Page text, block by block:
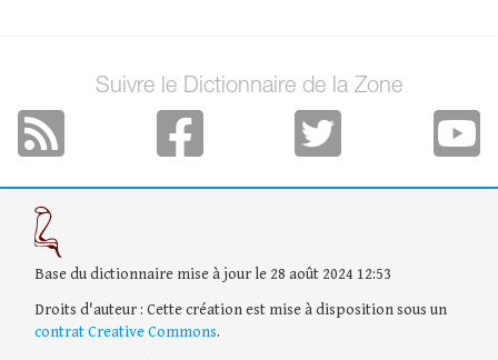
Suivre le Dictionnaire de la Zone
Base du dictionnaire mise à jour le 28 août 2024 12:53
Droits d'auteur : Cette création est mise à disposition sous un
contrat Creative Commons.